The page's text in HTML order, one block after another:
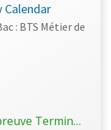
Calendar
: BTS Métier de
Epreuve Terminale de Philosophie